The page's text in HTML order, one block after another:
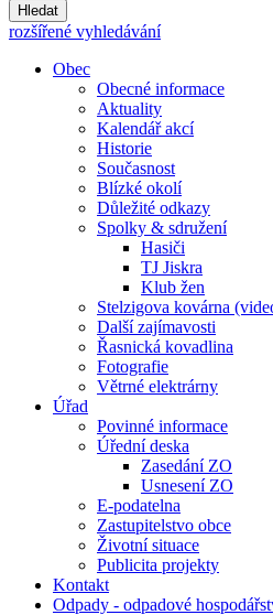
Hledat
rozšířené vyhledávání
Obec
Obecné informace
Aktuality
Kalendář akcí
Historie
Současnost
Blízké okolí
Důležité odkazy
Spolky & sdružení
Hasiči
TJ Jiskra
Klub žen
Stelzigova kovárna
Další zajímavosti
Řasnická kovadlina
Fotografie
Větrné elektrárny
Úřad
Povinné informace
Úřední deska
Zasedání ZO
Usnesení ZO
E-podatelna
Zastupitelstvo obce
Životní situace
Publicita projekty
Kontakt
Odpady - odpadové